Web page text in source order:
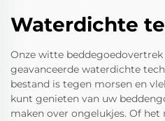
Waterdichte
Onze witte
geavanceerde waterdichte
bestand is tegen morsen en
kunt genieten van uw
maken over ongelukjes. Of